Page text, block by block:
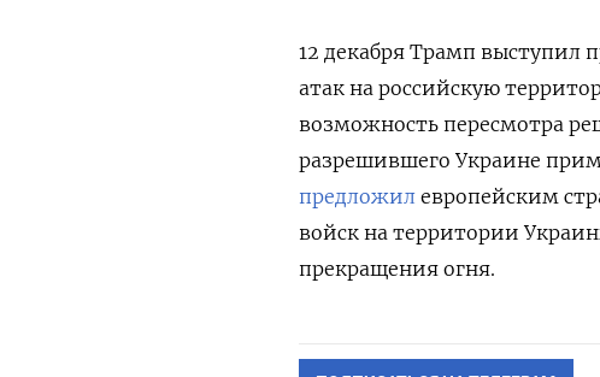
12 декабря Трамп выступил
атак на российскую
возможность пересмотра
разрешившего Украине
предложил европейским
войск на территории
прекращения огня.